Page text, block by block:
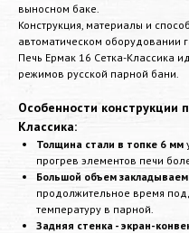
выносном баке.
Конструкция, материалы и
автоматическом оборудовании
Печь Ермак 16 Сетка-Классика
режимов русской парной бани.
Особенности конструкции
Классика:
Толщина стали в топке 6 мм
прогрев элементов печи
Большой объем
продолжительное время
температуру в парной.
Задняя стенка - экран-